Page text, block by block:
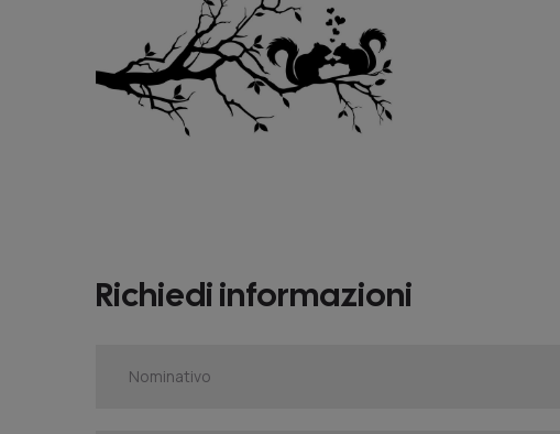
Richiedi informazioni